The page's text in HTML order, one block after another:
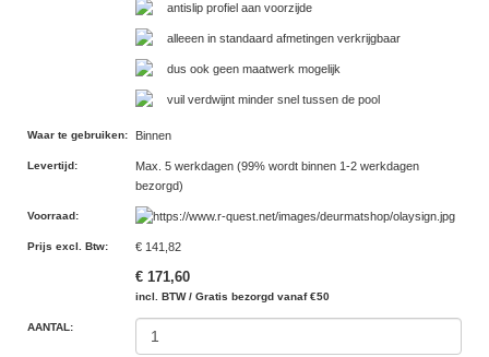
antislip profiel aan voorzijde
alleeen in standaard afmetingen verkrijgbaar
dus ook geen maatwerk mogelijk
vuil verdwijnt minder snel tussen de pool
Waar te gebruiken: Binnen
Levertijd :
Max. 5 werkdagen (99% wordt binnen 1-2 werkdagen
bezorgd)
Voorraad :
Prijs excl. Btw: € 141,82
€ 171,60
incl. BTW / Gratis bezorgd vanaf €50
AANTAL: